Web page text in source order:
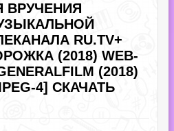
ВРУЧЕНИЯ
RU.TV+
(2018) WEB-
(2018)
4] СКАЧАТЬ